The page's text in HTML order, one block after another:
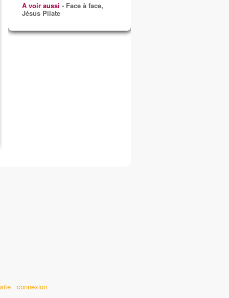
A voir aussi - Face à face,
Jésus Pilate
- connexion